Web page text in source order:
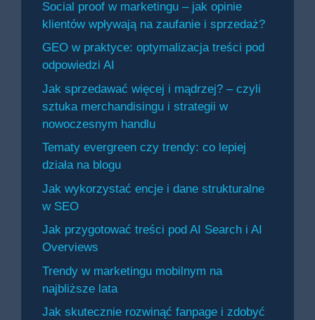
Social proof w marketingu – jak opinie
klientów wpływają na zaufanie i sprzedaż?
GEO w praktyce: optymalizacja treści pod
odpowiedzi AI
Jak sprzedawać więcej i mądrzej? – czyli
sztuka merchandisingu i strategii w
nowoczesnym handlu
Tematy evergreen czy trendy: co lepiej
działa na blogu
Jak wykorzystać encje i dane strukturalne
w SEO
Jak przygotować treści pod AI Search i AI
Overviews
Trendy w marketingu mobilnym na
najbliższe lata
Jak skutecznie rozwinąć fanpage i zdobyć